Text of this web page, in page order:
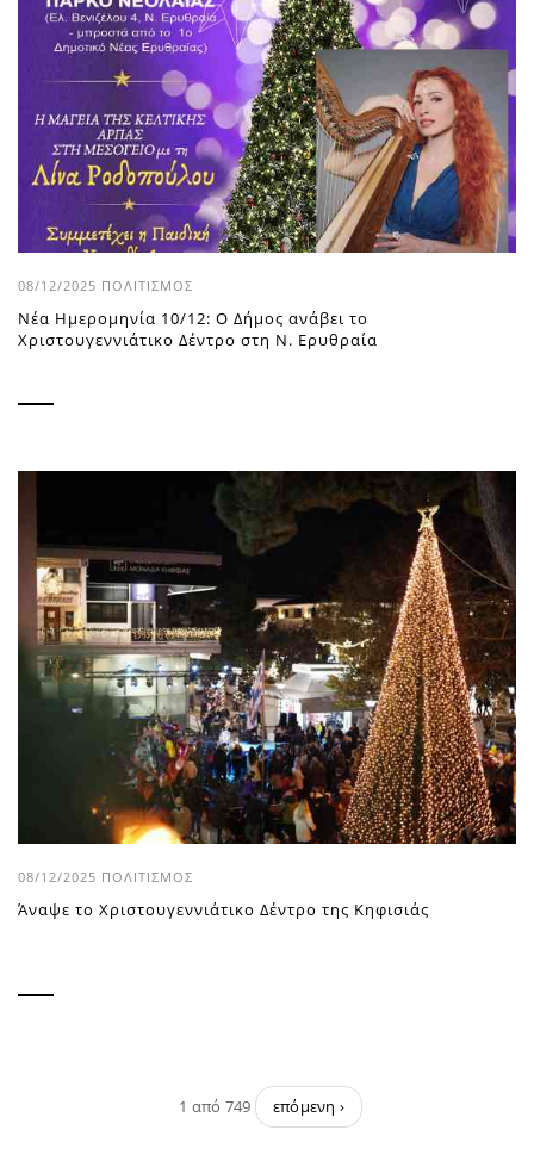
08/12/2025 ΠΟΛΙΤΙΣΜΌΣ
Νέα Ημερομηνία 10/12: Ο Δήμος ανάβει το
Χριστουγεννιάτικο Δέντρο στη Ν. Ερυθραία
08/12/2025 ΠΟΛΙΤΙΣΜΌΣ
Άναψε το Χριστουγεννιάτικο Δέντρο της Κηφισιάς
1 από 749 επόμενη ›